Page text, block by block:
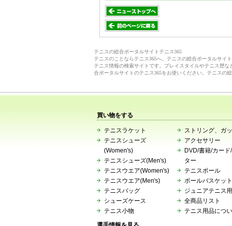
テニスの総合ポータルサイトテニス365
テニスのことならテニス365へ。テニスの総合ポータルサイ
テニス情報の検索サイトです。プレイスタイルやテニス歴
合ポータルサイトのテニス365をお使いください。テニスの
買い物をする
テニスラケット
テニスシューズ
(Women's)
テニスシューズ(Men's)
テニスウエア(Women's)
テニスウエア(Men's)
テニスバッグ
シューズケース
テニス小物
ストリング、ガ
アクセサリー
DVD/書籍/カード
ター
テニスボール
ボールバスケット
ジュニアテニス
全商品リスト
テニス用品につ